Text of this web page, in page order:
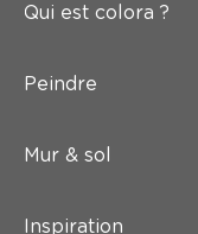
Qui est colora ?
Peindre
Mur & sol
Inspiration